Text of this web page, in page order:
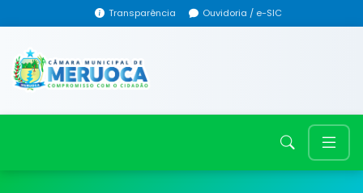
Transparência Ouvidoria / e-SIC